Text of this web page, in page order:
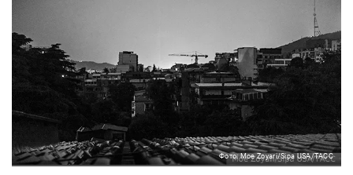
Фото: Moe Zoyari/Sipa USA/ТАСС